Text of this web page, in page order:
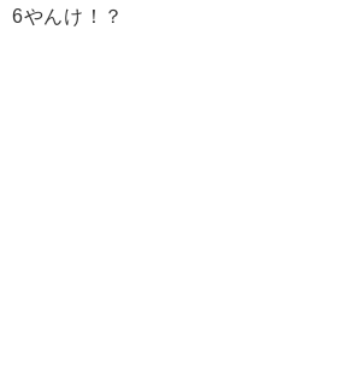
6やんけ！？